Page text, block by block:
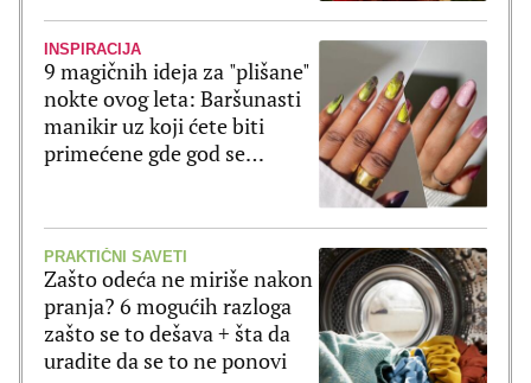
INSPIRACIJA
9 magičnih ideja za "plišane"
nokte ovog leta: Baršunasti
manikir uz koji ćete biti
primećene gde god se
PRAKTIČNI SAVETI
Zašto odeća ne miriše nakon
pranja? 6 mogućih razloga
zašto se to dešava + šta da
uradite da se to ne ponovi